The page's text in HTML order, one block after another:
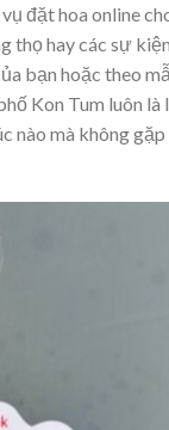
đặt hoa online
hay các sự
bạn hoặc theo
Kon Tum luôn là
nào mà không